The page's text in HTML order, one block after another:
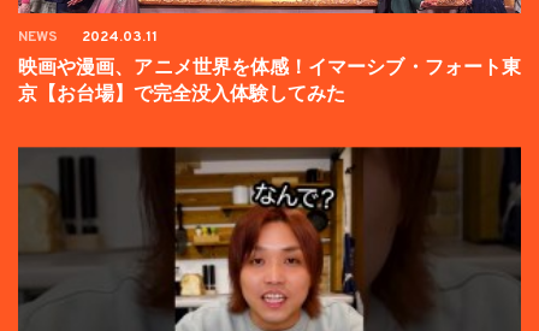
NEWS 2024.03.11
映画や漫画、アニメ世界を体感！イマーシブ・フォート東
京【お台場】で完全没入体験してみた